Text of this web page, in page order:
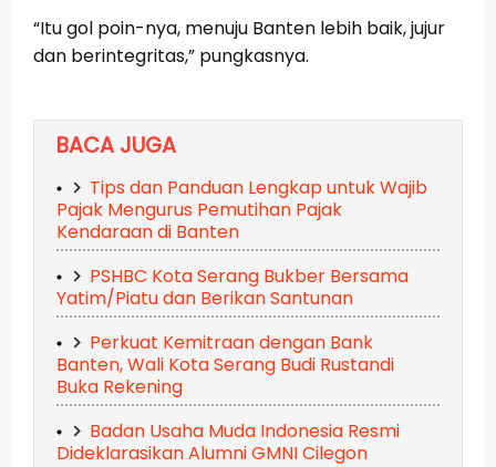
“Itu gol poin-nya, menuju Banten lebih baik, jujur
dan berintegritas,” pungkasnya.
BACA JUGA
Tips dan Panduan Lengkap untuk Wajib
Pajak Mengurus Pemutihan Pajak
Kendaraan di Banten
PSHBC Kota Serang Bukber Bersama
Yatim/Piatu dan Berikan Santunan
Perkuat Kemitraan dengan Bank
Banten, Wali Kota Serang Budi Rustandi
Buka Rekening
Badan Usaha Muda Indonesia Resmi
Dideklarasikan Alumni GMNI Cilegon